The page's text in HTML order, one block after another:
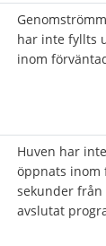
har inte fyllts
inom
Huven har inte
öppnats inom
sekunder från
avslutat